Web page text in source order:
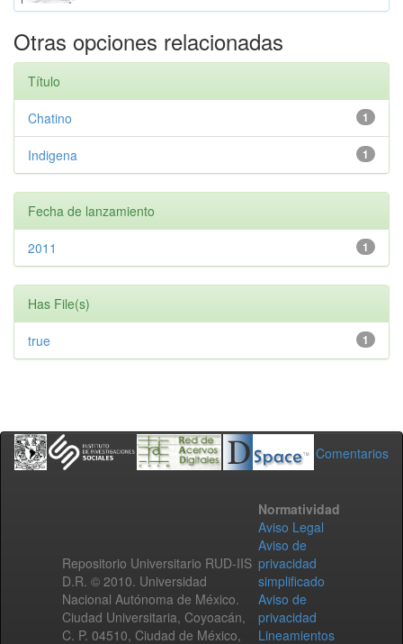
Otras opciones relacionadas
Título
1
Chatino
1
Indigena
Fecha de lanzamiento
1
2011
Has File(s)
1
true
Comentarios
Repositorio Universitario RUD-IIS
D.R. © 2010. Universidad
Nacional Autónoma de México.
Ciudad Universitaria, Coyoacán,
C. P. 04510, Ciudad de México,
Normatividad
Aviso Legal
Aviso de
privacidad
simplificado
Aviso de
privacidad
Lineamientos